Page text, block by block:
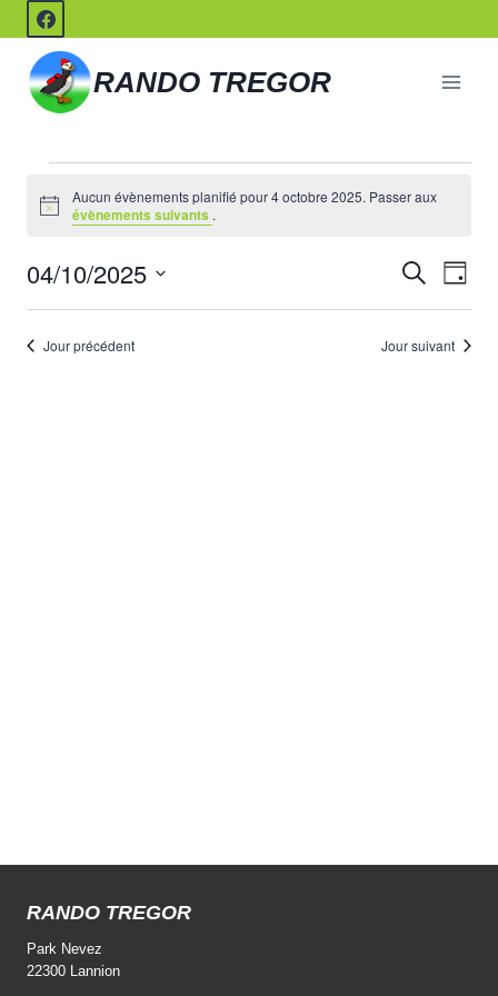
au
contenu
RANDO TREGOR
Évènements
4
octobre
Notice
Aucun évènements planifié pour 4 octobre 2025. Passer aux
évènements suivants .
Recherche
de
Jour
04/10/2025
Sélectionnez
uneJour précédent Jour suivant
RANDO TREGOR
Park Nevez
22300 Lannion